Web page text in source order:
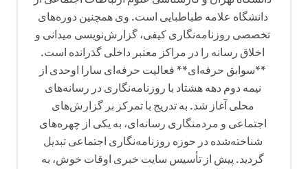
دانشگاه علامه طباطبایی است. وی همچنین دوره‌های
تخصصی روزنامه‌نگاری کیفی، گزارش‌نویسی میدانی و
اخلاق رسانه را در مراکز معتبر داخلی گذرانده است.
**سوابق حرفه‌ای** فعالیت حرفه‌ای سارا اوحدی از
نیمه دوم دهه هشتاد با روزنامه‌نگاری در رسانه‌های
محلی آغاز شد. به تدریج با تمرکز بر گزارش‌های
اجتماعی و مردمنگاری رسانه‌ای، به یکی از چهره‌های
شناخته‌شده در حوزه روزنامه‌نگاری اجتماعی تبدیل
گردید. پیش از تأسیس سایت خبری اوقات خوش، به